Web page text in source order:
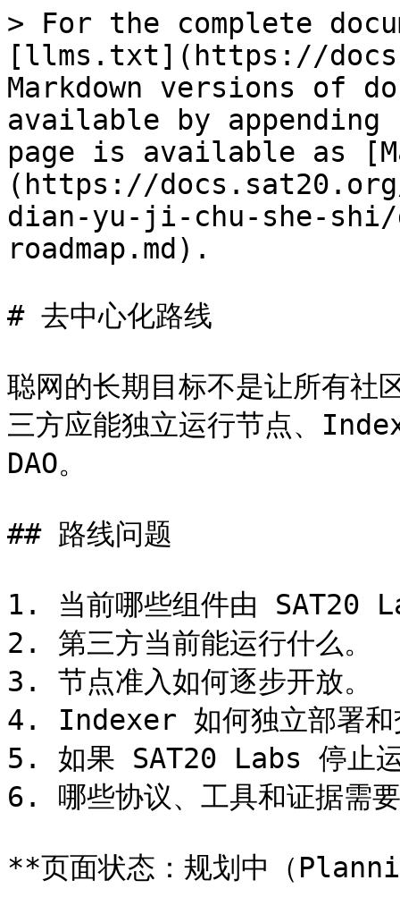
> For the complete
[llms.txt](https://
Markdown versions of
available by
page is available as
(https://
dian-yu-ji-chu-she-
roadmap.md).
# 去中心化路线
聪网的长期目标不是让所有
三方应能独立运行节点、
DAO。
## 路线问题
1. 当前哪些组件由 SAT20
2. 第三方当前能运行什么。
3. 节点准入如何逐步开放。
4. Indexer 如何独立部署和
5. 如果 SAT20 Labs 停止运
6. 哪些协议、工具和证据需